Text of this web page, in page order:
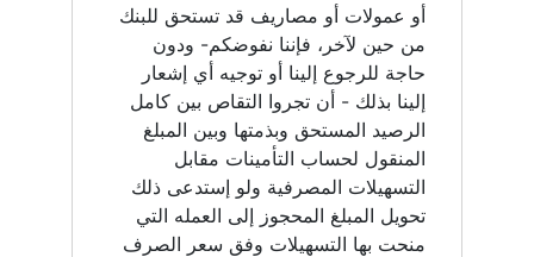
أو عمولات أو مصاريف قد تستحق للبنك
من حين لآخر، فإننا نفوضكم- ودون
حاجة للرجوع إلينا أو توجيه أي إشعار
إلينا بذلك - أن تجروا التقاص بين كامل
الرصيد المستحق وبذمتها وبين المبلغ
المنقول لحساب التأمينات مقابل
التسهيلات المصرفية ولو إستدعى ذلك
تحويل المبلغ المحجوز إلى العمله التي
منحت بها التسهيلات وفق سعر الصرف